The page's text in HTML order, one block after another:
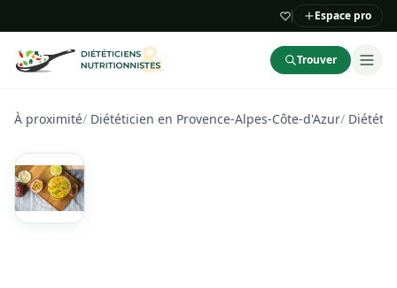
Espace pro
Trouver
À proximité/ Diététicien en Provence-Alpes-Côte-d'Azur/